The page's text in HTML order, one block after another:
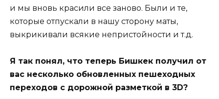
и мы вновь красили все заново. Были и те,
которые отпускали в нашу сторону маты,
выкрикивали всякие непристойности и т.д.
Я так понял, что теперь Бишкек получил от
вас несколько обновленных пешеходных
переходов с дорожной разметкой в 3D?